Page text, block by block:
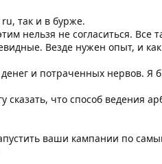
так и в бурже.
нельзя не согласиться. Все
Везде нужен опыт, и как
и потраченных нервов. Я
что способ ведения
ваши кампании по